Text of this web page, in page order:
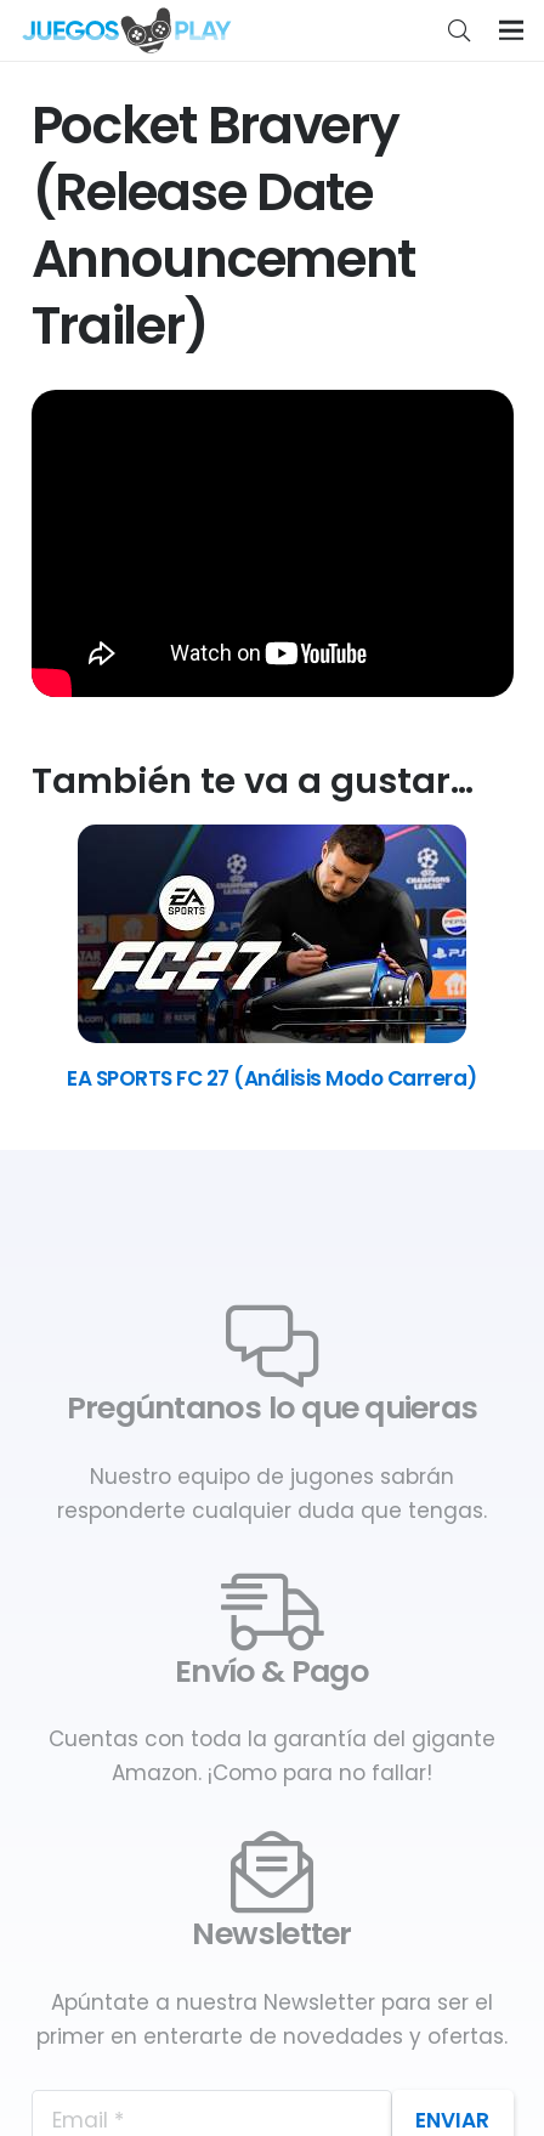
Pocket Bravery
(Release Date
Announcement
Trailer)
También te va a gustar…
EA SPORTS FC 27 (Análisis Modo Carrera)
Pregúntanos lo que quieras
Nuestro equipo de jugones sabrán
responderte cualquier duda que tengas.
Envío & Pago
Cuentas con toda la garantía del gigante
Amazon. ¡Como para no fallar!
Newsletter
Apúntate a nuestra Newsletter para ser el
primer en enterarte de novedades y ofertas.
ENVIAR